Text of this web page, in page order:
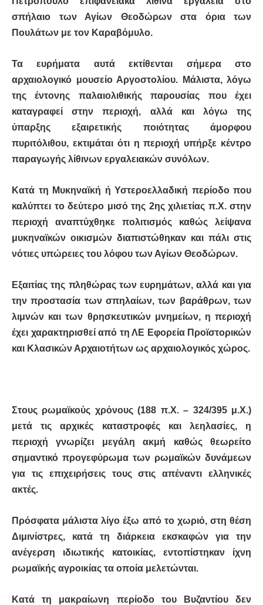
σπήλαιο των Αγίων Θεοδώρων στα όρια των
Πουλάτων με τον Καραβόμυλο.
Τα ευρήματα αυτά εκτίθενται σήμερα στο
αρχαιολογικό μουσείο Αργοστολίου. Μάλιστα, λόγω
της έντονης παλαιολιθικής παρουσίας που έχει
καταγραφεί στην περιοχή, αλλά και λόγω της
ύπαρξης εξαιρετικής ποιότητας άμορφου
πυριτόλιθου, εκτιμάται ότι η περιοχή υπήρξε κέντρο
παραγωγής λίθινων εργαλειακών συνόλων.
Κατά τη Μυκηναϊκή ή Υστεροελλαδική περίοδο που
καλύπτει το δεύτερο μισό της 2ης χιλιετίας π.Χ. στην
περιοχή αναπτύχθηκε πολιτισμός καθώς λείψανα
μυκηναϊκών οικισμών διαπιστώθηκαν και πάλι στις
νότιες υπώρειες του λόφου των Αγίων Θεοδώρων.
Εξαιτίας της πληθώρας των ευρημάτων, αλλά και για
την προστασία των σπηλαίων, των βαράθρων, των
λιμνών και των θρησκευτικών μνημείων, η περιοχή
έχει χαρακτηρισθεί από τη ΛΕ Εφορεία Προϊστορικών
και Κλασικών Αρχαιοτήτων ως αρχαιολογικός χώρος.
Στους ρωμαϊκούς χρόνους (188 π.Χ. – 324/395 μ.Χ.)
μετά τις αρχικές καταστροφές και λεηλασίες, η
περιοχή γνωρίζει μεγάλη ακμή καθώς θεωρείτο
σημαντικό προγεφύρωμα των ρωμαϊκών δυνάμεων
για τις επιχειρήσεις τους στις απέναντι ελληνικές
ακτές.
Πρόσφατα μάλιστα λίγο έξω από το χωριό, στη θέση
Διμινίστρες, κατά τη διάρκεια εκσκαφών για την
ανέγερση ιδιωτικής κατοικίας, εντοπίστηκαν ίχνη
ρωμαϊκής αγροικίας τα οποία μελετώνται.
Κατά τη μακραίωνη περίοδο του Βυζαντίου δεν